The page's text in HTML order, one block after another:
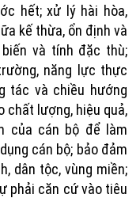
hết; xử lý hài hòa,
kế thừa, ổn định và
và tính đặc thù;
năng lực thực
tác và chiều hướng
chất lượng, hiệu quả,
của cán bộ để làm
cán bộ; bảo đảm
dân tộc, vùng miền;
phải căn cứ vào tiêu